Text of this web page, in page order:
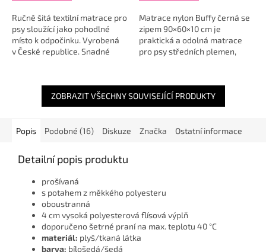
Ručně šitá textilní matrace pro
psy sloužící jako pohodlné
místo k odpočinku. Vyrobená
v České republice. Snadné
Matrace nylon Buffy černá se
zipem 90×60×10 cm je
praktická a odolná matrace
pro psy středních plemen,
nylonu, který je...
ZOBRAZIT VŠECHNY SOUVISEJÍCÍ PRODUKTY
Popis Podobné (16) Diskuze Značka Ostatní informace
Detailní popis produktu
prošívaná
s potahem z měkkého polyesteru
oboustranná
4 cm vysoká polyesterová flísová výplň
doporučeno šetrné praní na max. teplotu 40 °C
materiál: plyš/tkaná látka
barva: bílošedá/šedá